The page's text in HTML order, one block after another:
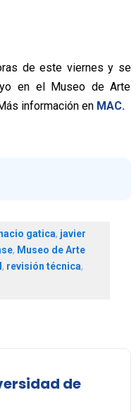
de este viernes y se
en el Museo de Arte
información en MAC.
gatica, javier
, Museo de Arte
, revisión técnica,
de